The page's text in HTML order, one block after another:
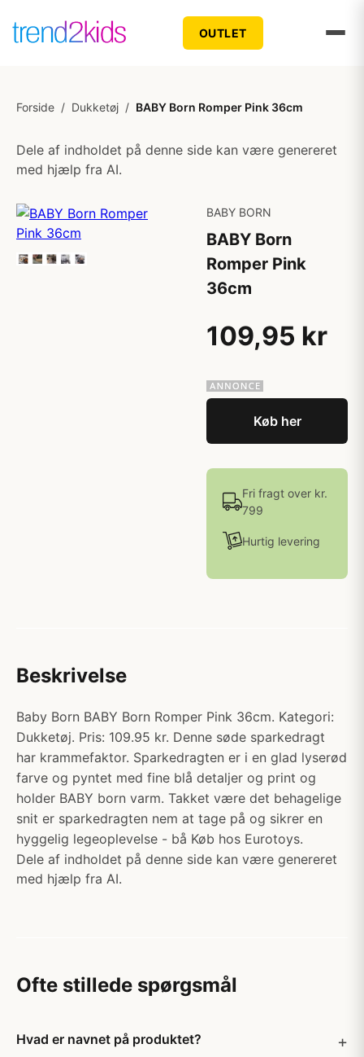
OUTLET
Forside / Dukketøj / BABY Born Romper Pink 36cm
Dele af indholdet på denne side kan være genereret
med hjælp fra AI.
BABY BORN
BABY Born
Romper Pink
36cm
109,95 kr
Køb her
Fri fragt over kr.
799
Hurtig levering
Beskrivelse
Baby Born BABY Born Romper Pink 36cm. Kategori:
Dukketøj. Pris: 109.95 kr. Denne søde sparkedragt
har krammefaktor. Sparkedragten er i en glad lyserød
farve og pyntet med fine blå detaljer og print og
holder BABY born varm. Takket være det behagelige
snit er sparkedragten nem at tage på og sikrer en
hyggelig legeoplevelse - bå Køb hos Eurotoys.
Dele af indholdet på denne side kan være genereret
med hjælp fra AI.
Ofte stillede spørgsmål
Hvad er navnet på produktet?